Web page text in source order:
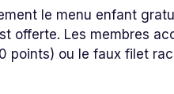
le menu enfant
offerte. Les membres
points) ou le faux filet